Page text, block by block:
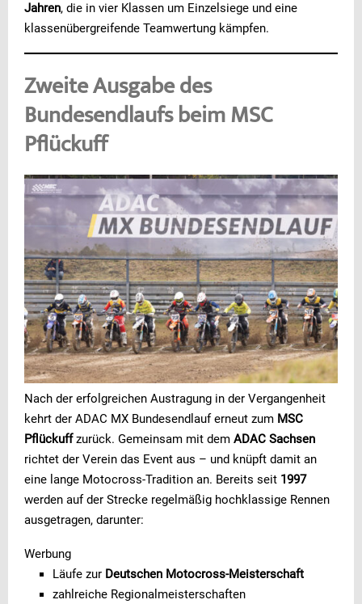
Jahren, die in vier Klassen um Einzelsiege und eine
klassenübergreifende Teamwertung kämpfen.
Zweite Ausgabe des
Bundesendlaufs beim MSC
Pflückuff
Nach der erfolgreichen Austragung in der Vergangenheit
kehrt der ADAC MX Bundesendlauf erneut zum MSC
Pflückuffzurück. Gemeinsam mit dem ADAC Sachsen
richtet der Verein das Event aus – und knüpft damit an
eine lange Motocross-Tradition an. Bereits seit 1997
werden auf der Strecke regelmäßig hochklassige Rennen
ausgetragen, darunter:
Werbung
Läufe zur Deutschen Motocross-Meisterschaft
zahlreiche Regionalmeisterschaften